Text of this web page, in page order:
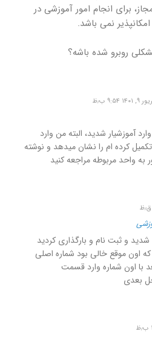
برای انجام امور آموزشی در
نمی باشد.
روبرو شده باشه؟
۹:۵۴ ب٫ظ
آموزشیار شدید، البته من وارد
کرده ام را نشان میدهد و نوشته
و ثبت نام و بارگذاری کردید
که اون موقع خالی بود شماره اصلی
با اون شماره وارد قسمت
بعدی